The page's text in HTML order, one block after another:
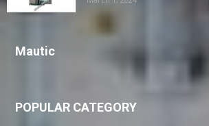
Mautic
POPULAR CATEGORY